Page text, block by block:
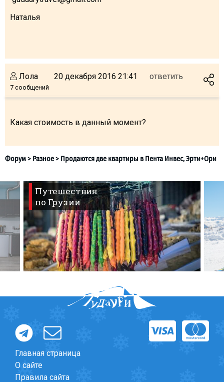
Наталья
Лола
7 сообщений
20 декабря 2016 21:41 ответить
Какая стоимость в данный момент?
Форум Разное Продаются две квартиры в Пента
Путешествия
по Грузии
Главная страница
О сайте
Правила сайта
Отчеты
Безопасность